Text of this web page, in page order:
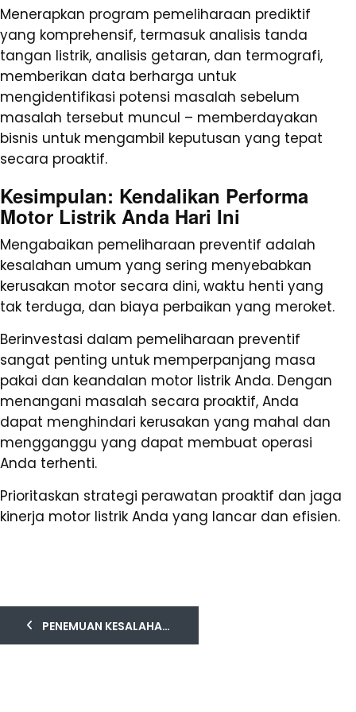
Menerapkan program pemeliharaan prediktif
yang komprehensif, termasuk analisis tanda
tangan listrik, analisis getaran, dan termografi,
memberikan data berharga untuk
mengidentifikasi potensi masalah sebelum
masalah tersebut muncul – memberdayakan
bisnis untuk mengambil keputusan yang tepat
secara proaktif.
Kesimpulan: Kendalikan Performa
Motor Listrik Anda Hari Ini
Mengabaikan pemeliharaan preventif adalah
kesalahan umum yang sering menyebabkan
kerusakan motor secara dini, waktu henti yang
tak terduga, dan biaya perbaikan yang meroket.
Berinvestasi dalam pemeliharaan preventif
sangat penting untuk memperpanjang masa
pakai dan keandalan motor listrik Anda. Dengan
menangani masalah secara proaktif, Anda
dapat menghindari kerusakan yang mahal dan
mengganggu yang dapat membuat operasi
Anda terhenti.
Prioritaskan strategi perawatan proaktif dan jaga
kinerja motor listrik Anda yang lancar dan efisien.
PENEMUAN KESALAHAN MOTOR 3-FASE: SEBUAH PANDUAN